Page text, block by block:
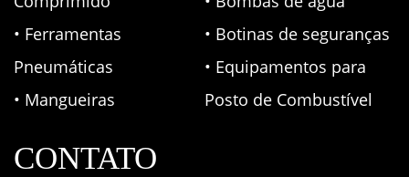
• Ferramentas
Pneumáticas
• Mangueiras
• Botinas de seguranças
• Equipamentos para
Posto de Combustível
CONTATO